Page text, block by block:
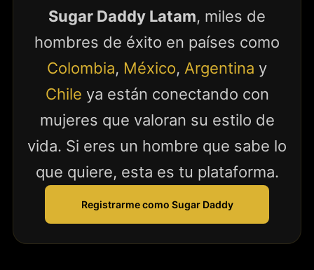
Sugar Daddy Latam, miles de
hombres de éxito en países como
Colombia, México, Argentina y
Chile ya están conectando con
mujeres que valoran su estilo de
vida. Si eres un hombre que sabe lo
que quiere, esta es tu plataforma.
Registrarme como Sugar Daddy